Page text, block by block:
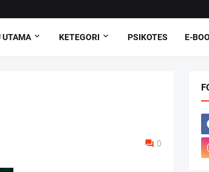
UTAMA KETEGORI PSIKOTES E-
0